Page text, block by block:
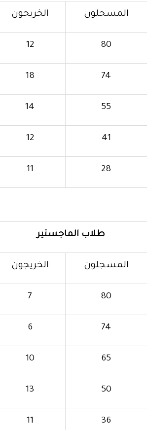
المسجلون الخريجون
80
12
74
18
55
14
41
12
28
11
طلاب الماجستير
المسجلون الخريجون
80
7
74
6
65
10
50
13
36
11